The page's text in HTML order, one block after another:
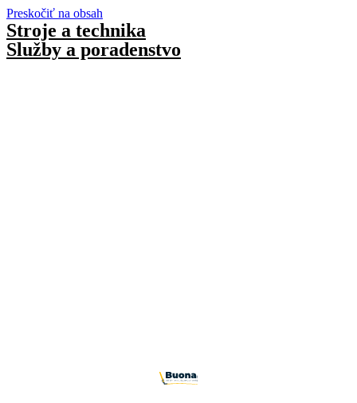
Preskočiť na obsah
Stroje a technika
Služby a poradenstvo